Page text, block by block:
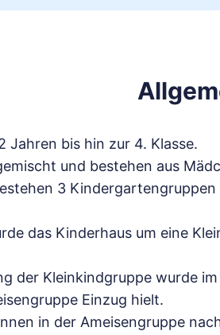
Jahren bis hin zur 4. Klasse.
und bestehen aus
3
das Kinderhaus um eine
der Kleinkindgruppe wurde
Einzug hielt.
in der Ameisengruppe